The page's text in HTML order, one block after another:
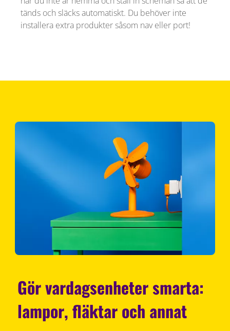
tänds och släcks automatiskt. Du behöver inte
installera extra produkter såsom nav eller port!
Gör vardagsenheter smarta:
lampor, fläktar och annat